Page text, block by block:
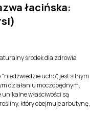
łacińska:
środek dla zdrowia
ucho", jest silnym
działaniu moczopędnym,
właściwości są
który obejmuje arbutynę,